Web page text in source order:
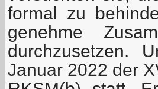
formal zu
genehme
durchzusetzen.
Januar 2022 der